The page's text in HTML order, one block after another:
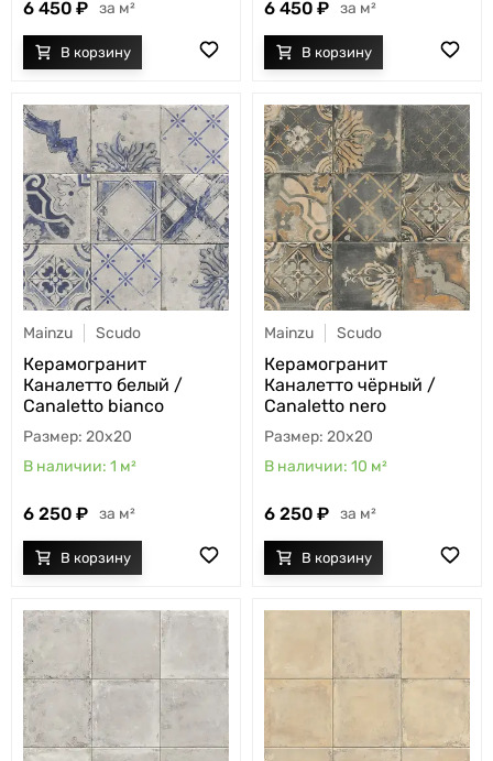
6 450 м² 6 450 м²
Mainzu Scudo
Керамогранит
Каналетто белый /
Canaletto bianco
20x20
1 м²
6 250 м²
Mainzu Scudo
Керамогранит
Каналетто чёрный /
Canaletto nero
20x20
10 м²
6 250 м²